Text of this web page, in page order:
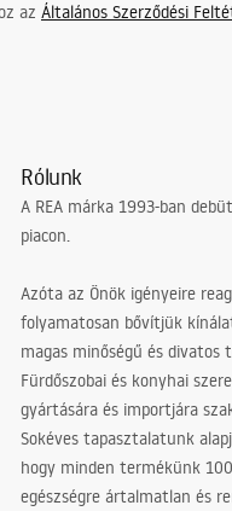
az Általános Szerződési
Rólunk
A REA márka 1993-ban
piacon.
Azóta az Önök igényeire
folyamatosan bővítjük
magas minőségű és divatos
Fürdőszobai és konyhai
gyártására és importjára
Sokéves tapasztalatunk
hogy minden termékünk
egészségre ártalmatlan és